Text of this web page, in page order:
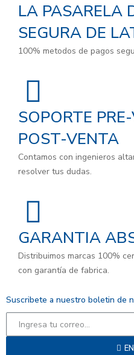
LA PASARELA
SEGURA DE
100% metodos de pagos
SOPORTE
POST-VENTA
Contamos con ingenieros
resolver tus dudas.
GARANTIA
Distribuimos marcas 100%
con garantía de fabrica.
Suscribete a nuestro boletin de